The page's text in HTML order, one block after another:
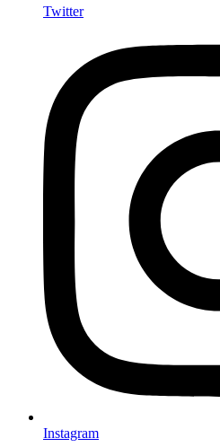
Twitter
Instagram